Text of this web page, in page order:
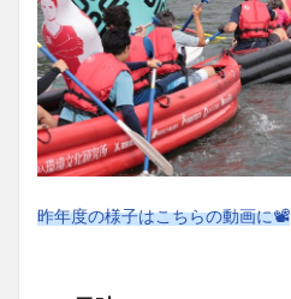
昨年度の様子はこちらの動画に📽️